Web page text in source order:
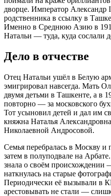
дворце. Император Александр
родственника в ссылку в
Именно в Среднюю Азию в
Натальи — туда, куда сослали
Дело в отчестве
Отец Натальи ушёл в Белую
эмигрировал навсегда. Мать
двумя детьми в Ташкенте, а в
повторно — за московского
Тот усыновил детей и дал им
княжна Наталья
Николаевной Андросовой.
Семья перебралась в Москву и
затем в полуподвале на Арбате
знала о своём
наткнулась на старые
Периодически её вызывали в
арестовывать не стали —